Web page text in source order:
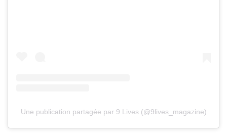
Une publication partagée par 9 Lives (@9lives_magazine)